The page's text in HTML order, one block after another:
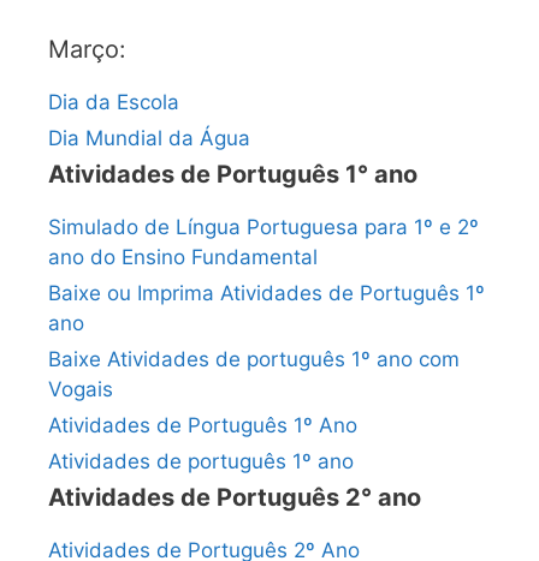
Março:
Dia da Escola
Dia Mundial da Água
Atividades de Português 1° ano
Simulado de Língua Portuguesa para 1º e 2º
ano do Ensino Fundamental
Baixe ou Imprima Atividades de Português 1º
ano
Baixe Atividades de português 1º ano com
Vogais
Atividades de Português 1º Ano
Atividades de português 1º ano
Atividades de Português 2° ano
Atividades de Português 2º Ano